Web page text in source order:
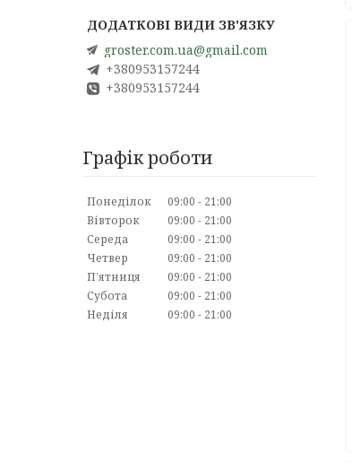
groster.com.ua@gmail.com
+380953157244
+380953157244
Графік роботи
Понеділок 09:00
21:00
Вівторок
09:00
21:00
Середа
09:00
21:00
Четвер
09:00
21:00
Пʼятниця
09:00
21:00
Субота
09:00
21:00
Неділя
09:00 21:00